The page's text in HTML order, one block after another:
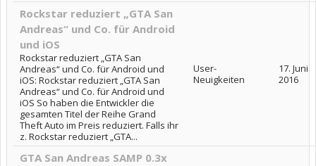
Rockstar reduziert „GTA San
Andreas“ und Co. für Android
und iOS
Rockstar reduziert „GTA San
Andreas“ und Co. für Android und
iOS: Rockstar reduziert „GTA San
Andreas“ und Co. für Android und
iOS So haben die Entwickler die
gesamten Titel der Reihe Grand
Theft Auto im Preis reduziert. Falls ihr
z. Rockstar reduziert „GTA...
User-
Neuigkeiten
17. Juni
2016
GTA San Andreas SAMP 0.3x